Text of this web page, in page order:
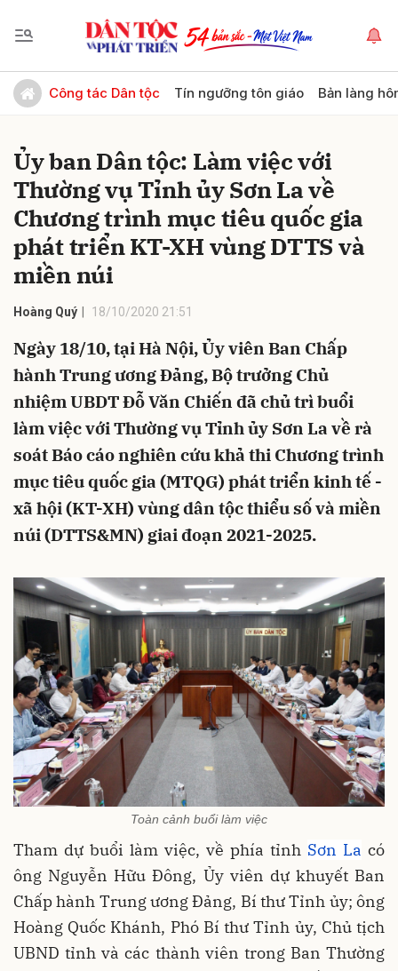
Công tác Dân tộc Tín ngưỡng tôn giáo Bản làng
Ủy ban Dân tộc: Làm việc với
Thường vụ Tỉnh ủy Sơn La về
Chương trình mục tiêu quốc gia
phát triển KT-XH vùng DTTS và
miền núi
Hoàng Quý 18/10/2020 21:51
Ngày 18/10, tại Hà Nội, Ủy viên Ban Chấp
hành Trung ương Đảng, Bộ trưởng Chủ
nhiệm UBDT Đỗ Văn Chiến đã chủ trì buổi
làm việc với Thường vụ Tỉnh ủy Sơn La về rà
soát Báo cáo nghiên cứu khả thi Chương trình
mục tiêu quốc gia (MTQG) phát triển kinh tế -
xã hội (KT-XH) vùng dân tộc thiểu số và miền
núi (DTTS&MN) giai đoạn 2021-2025.
Toàn cảnh buổi làm việc
Tham dự buổi làm việc, về phía tỉnh Sơn La có
ông Nguyễn Hữu Đông, Ủy viên dự khuyết Ban
Chấp hành Trung ương Đảng, Bí thư Tỉnh ủy; ông
Hoàng Quốc Khánh, Phó Bí thư Tỉnh ủy, Chủ tịch
UBND tỉnh và các thành viên trong Ban Thường
Gửi bình luận